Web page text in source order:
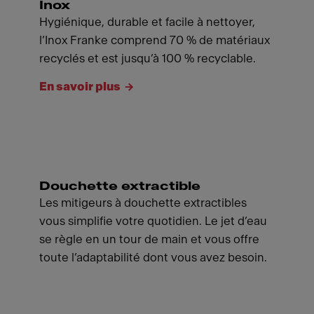
Inox
Hygiénique, durable et facile à nettoyer,
l’Inox Franke comprend 70 % de matériaux
recyclés et est jusqu’à 100 % recyclable.
En savoir plus
Douchette extractible
Les mitigeurs à douchette extractibles
vous simplifie votre quotidien. Le jet d’eau
se règle en un tour de main et vous offre
toute l’adaptabilité dont vous avez besoin.